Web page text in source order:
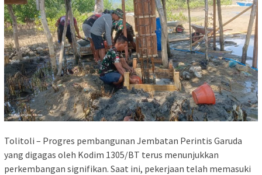
Tolitoli – Progres pembangunan Jembatan Perintis Garuda
yang digagas oleh Kodim 1305/BT terus menunjukkan
perkembangan signifikan. Saat ini, pekerjaan telah memasuki